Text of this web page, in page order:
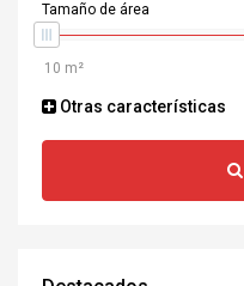
Tamaño de área
Otras características